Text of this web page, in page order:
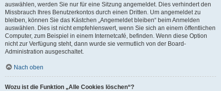
auswählen, werden Sie nur für eine Sitzung angemeldet. Dies verhindert den
Missbrauch Ihres Benutzerkontos durch einen Dritten. Um angemeldet zu
bleiben, können Sie das Kästchen „Angemeldet bleiben“ beim Anmelden
auswählen. Dies ist nicht empfehlenswert, wenn Sie sich an einem öffentlichen
Computer, zum Beispiel in einem Internetcafé, befinden. Wenn diese Option
nicht zur Verfügung steht, dann wurde sie vermutlich von der Board-
Administration ausgeschaltet.
Nach oben
Wozu ist die Funktion „Alle Cookies löschen“?